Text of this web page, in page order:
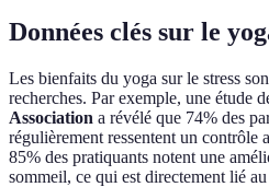
Données clés sur le
Les bienfaits du yoga sur le stress
recherches. Par exemple, une étude
Association a révélé que 74% des
régulièrement ressentent un contrôle
85% des pratiquants notent une
sommeil, ce qui est directement lié au